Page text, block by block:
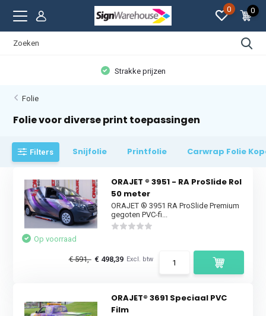
0 0
Strakke prijzen
Folie
Folie voor diverse print toepassingen
Filters Snijfolie Printfolie Carwrap Folie
ORAJET ® 3951 - RA ProSlide Rol
50 meter
ORAJET ® 3951 RA ProSlide Premium
gegoten PVC-fi...
Op voorraad
€ 591,- € 498,39 Excl. btw
ORAJET® 3691 Speciaal PVC
Film